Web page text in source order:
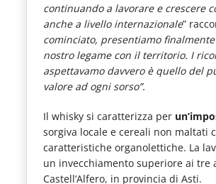
continuando a lavorare e crescere
anche a livello internazionale”
cominciato, presentiamo
nostro legame con il territorio. I
aspettavamo davvero è quello del
valore ad ogni sorso”.
Il whisky si caratterizza per
sorgiva locale e cereali non maltati
caratteristiche organolettiche. La
un invecchiamento superiore ai tre
Castell’Alfero, in provincia di Asti.